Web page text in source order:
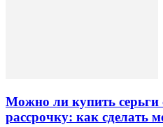
Можно ли купить серьги
рассрочку: как сделать